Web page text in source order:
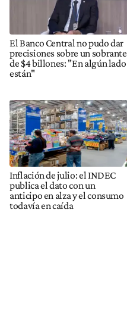
El Banco Central no pudo dar
precisiones sobre un sobrante
de $4 billones: "En algún lado
están"
Inflación de julio: el INDEC
publica el dato con un
anticipo en alza y el consumo
todavía en caída